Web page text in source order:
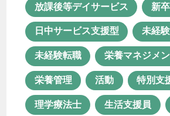
相談支援 相談支援事業
相談支援員 相談支援専門員
相談支援業務 看護師
社会貢献活動 福利厚生
福祉の仕事 福祉業界
放課後等デイサービス 新卒
日中サービス支援型 未経験
未経験転職 栄養マネジメ
栄養管理 活動 特別支
理学療法士 生活支援員